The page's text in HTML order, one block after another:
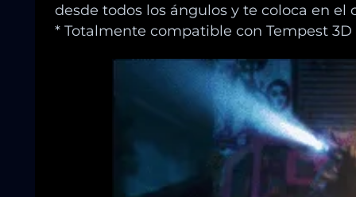
desde todos los ángulos y te coloca en
* Totalmente compatible con Tempest